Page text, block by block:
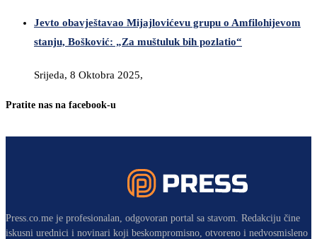
Jevto obavještavao Mijajlovićevu grupu o Amfilohijevom
stanju, Bošković: „Za muštuluk bih pozlatio“
Srijeda, 8 Oktobra 2025,
Pratite nas na facebook-u
Press.co.me je profesionalan, odgovoran portal sa stavom. Redakciju čine
iskusni urednici i novinari koji beskompromisno, otvoreno i nedvosmisleno